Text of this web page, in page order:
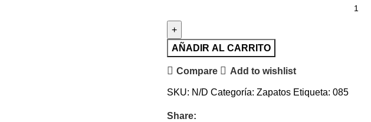
AÑADIR AL CARRITO
Compare Add to wishlist
SKU: N/D Categoría: Zapatos Etiqueta: 085
Share: